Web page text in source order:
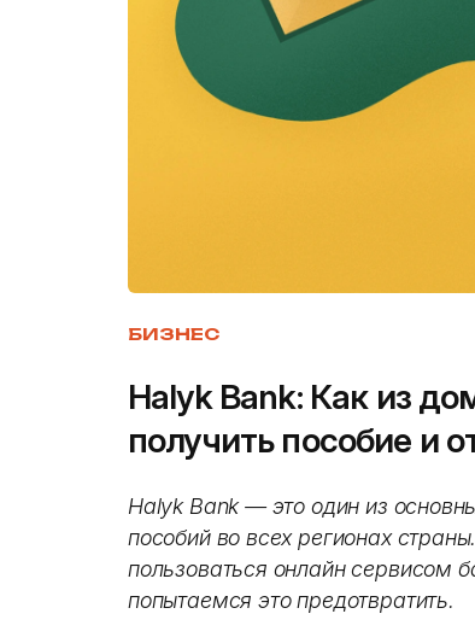
БИЗНЕС
Halyk Bank: Как из
получить пособие и
Halyk Bank — это один из
пособий во всех регионах
пользоваться онлайн сервисом
попытаемся это предотвратить.